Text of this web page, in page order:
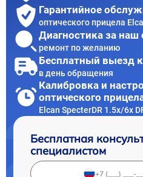
Гарантийное
оптического прицела
Диагностика за наш
ремонт по желанию
Бесплатный выезд
в день обращения
Калибровка и
оптического
Elcan SpecterDR 1.5x/6x
Бесплатная
специалистом